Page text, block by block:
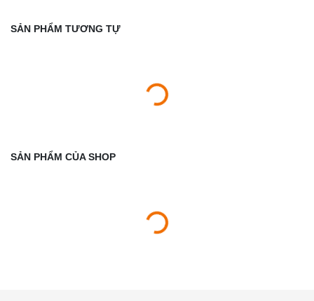
SẢN PHẨM TƯƠNG TỰ
SẢN PHẨM CỦA SHOP